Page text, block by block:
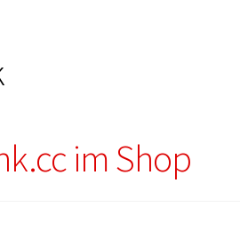
im Shop